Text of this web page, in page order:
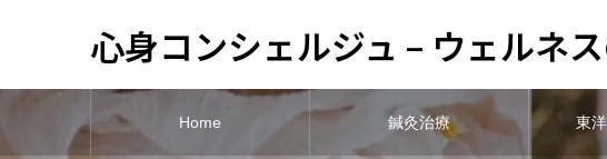
心身コンシェルジュ – ウェルネ
Home 鍼灸治療 東